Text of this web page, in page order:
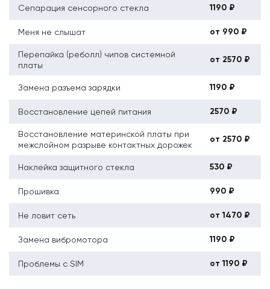
Сепарация сенсорного стекла 1190 ₽
Меня не слышат от 990 ₽
Перепайка (реболл) чипов системной
платы
от 2570 ₽
Замена разъема зарядки 1190 ₽
Восстановление цепей питания 2570 ₽
Восстановление материнской платы при
межслойном разрыве контактных дорожек
от 2570 ₽
Наклейка защитного стекла 530 ₽
Прошивка 990 ₽
Не ловит сеть от 1470 ₽
Замена вибромотора 1190 ₽
Проблемы с SIM от 1190 ₽